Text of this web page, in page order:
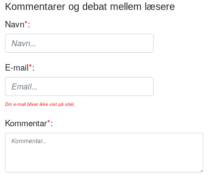
Kommentarer og debat mellem læsere
Navn*:
E-mail*:
Din e-mail bliver ikke vist på sitet.
Kommentar*: